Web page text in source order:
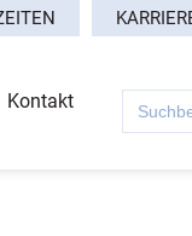
Kontakt
Search
for: